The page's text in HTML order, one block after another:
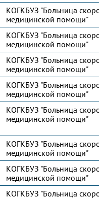
КОГКБУЗ "Больница
медицинской помощи"
КОГКБУЗ "Больница
медицинской помощи"
КОГКБУЗ "Больница
медицинской помощи"
КОГКБУЗ "Больница
медицинской помощи"
КОГКБУЗ "Больница
медицинской помощи"
КОГКБУЗ "Больница
медицинской помощи"
КОГКБУЗ "Больница
медицинской помощи"
КОГКБУЗ "Больница